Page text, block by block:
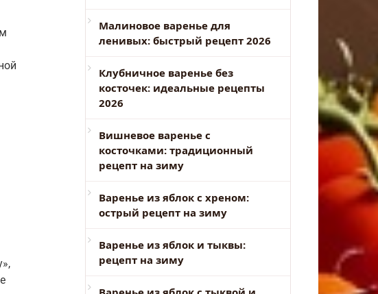
Малиновое варенье для
ленивых: быстрый рецепт 2026
Клубничное варенье без
косточек: идеальные рецепты
2026
Вишневое варенье с
косточками: традиционный
рецепт на зиму
Варенье из яблок с хреном:
острый рецепт на зиму
Варенье из яблок и тыквы:
рецепт на зиму